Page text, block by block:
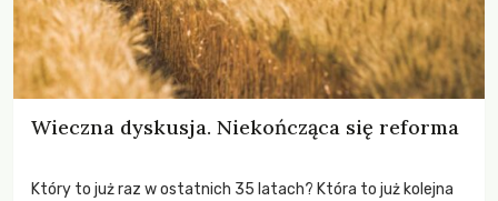
Wieczna dyskusja. Niekończąca się reforma
Który to już raz w ostatnich 35 latach? Która to już kolejna